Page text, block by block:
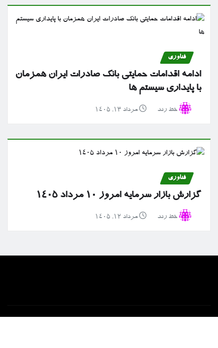
فناوری
ادامه اقدامات حمایتی بانک صادرات ایران همزمان
با پایداری سیستم ها
خط رند مرداد ۱۳, ۱۴۰۵
فناوری
گزارش بازار سرمایه امروز ۱۰ مرداد ۱۴۰۵
خط رند مرداد ۱۲, ۱۴۰۵